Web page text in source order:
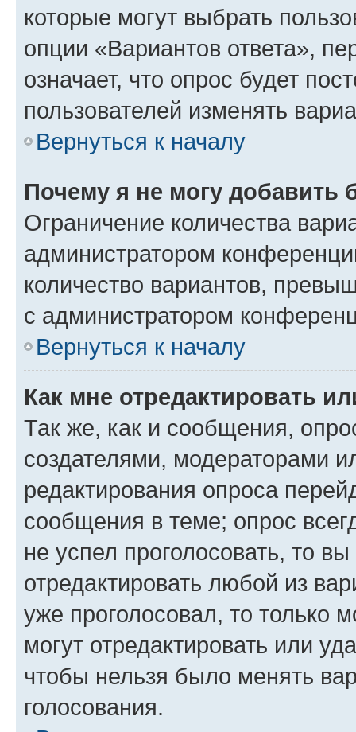
которые могут выбрать
опции «Вариантов ответа»,
означает, что опрос будет
пользователей изменять
Вернуться к началу
Почему я не могу добавить
Ограничение количества
администратором
количество вариантов,
с администратором
Вернуться к началу
Как мне отредактировать
Так же, как и сообщения,
создателями, модераторами
редактирования опроса
сообщения в теме; опрос
не успел проголосовать, то
отредактировать любой из
уже проголосовал, то только
могут отредактировать или
чтобы нельзя было менять
голосования.